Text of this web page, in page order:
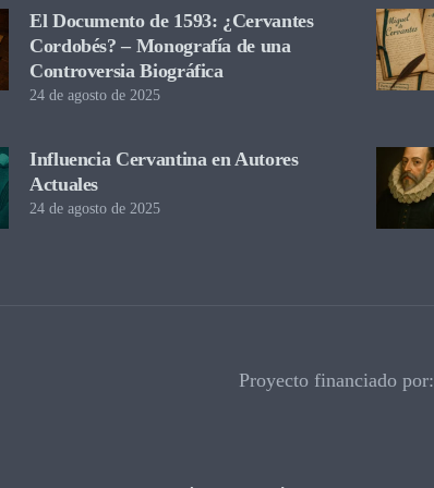
El Documento de 1593: ¿Cervantes
Cordobés? – Monografía de una
Controversia Biográfica
24 de agosto de 2025
Influencia Cervantina en Autores
Actuales
24 de agosto de 2025
Proyecto financiado por: